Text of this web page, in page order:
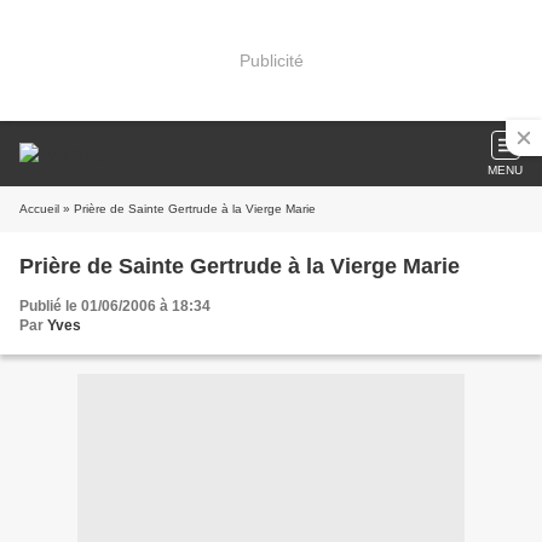
Publicité
MENU
Accueil » Prière de Sainte Gertrude à la Vierge Marie
Prière de Sainte Gertrude à la Vierge Marie
Publié le 01/06/2006 à 18:34
Par Yves